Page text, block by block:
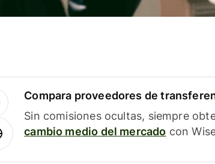
Compara proveedores de
Sin comisiones ocultas, siempre
cambio medio del mercado con